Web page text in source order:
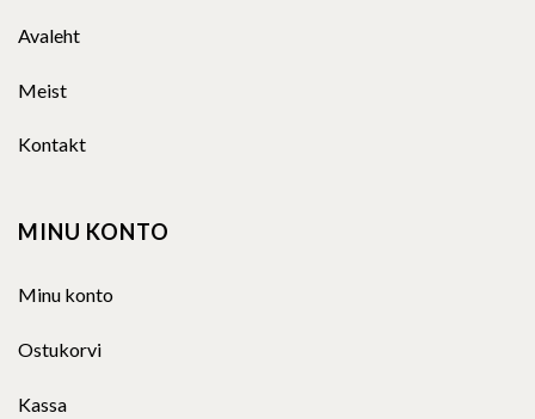
Avaleht
Meist
Kontakt
MINU KONTO
Minu konto
Ostukorvi
Kassa